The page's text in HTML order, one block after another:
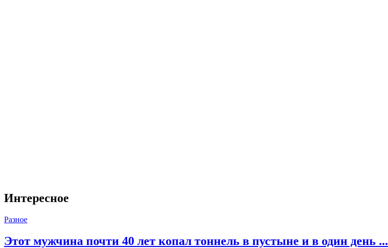
Интересное
Разное
Этот мужчина почти 40 лет копал тоннель в пустыне и в один день ...